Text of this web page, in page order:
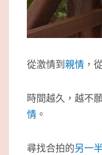
從激情到親情 ，
時間越久，越不
情 。
尋找合拍的另一